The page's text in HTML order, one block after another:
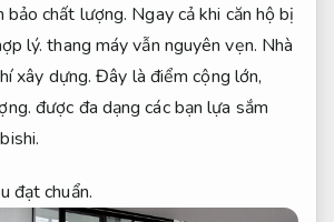
bảo chất lượng. Ngay cả khi căn hộ bị
lý. thang máy vẫn nguyên vẹn. Nhà
xây dựng. Đây là điểm cộng lớn,
được đa dạng các bạn lựa sắm
đạt chuẩn.